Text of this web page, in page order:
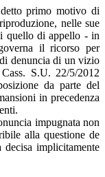
primo motivo di
nelle sue
quello di appello - in
il ricorso per
denuncia di un vizio
S.U. 22/5/2012
da parte del
in precedenza
impugnata non
alla questione de
implicitamente